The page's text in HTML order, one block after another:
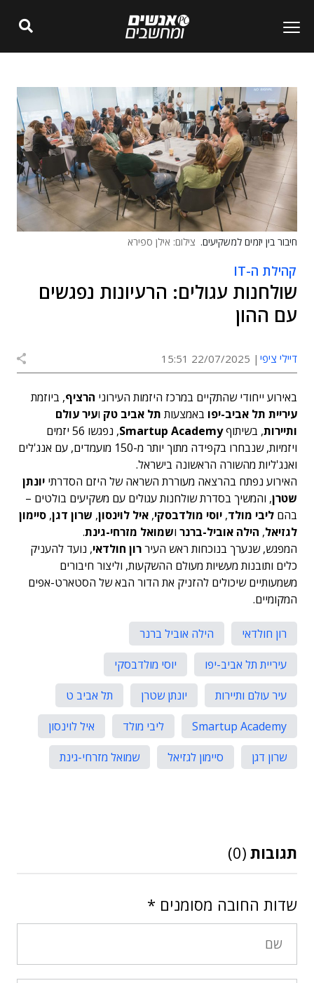
חיבור בין יזמים למשקיעים. צילום: אילן ספירא
קהילת ה-IT
שולחנות עגולים: הרעיונות נפגשים
עם ההון
דיילי ציפי 22/07/2025 15:51
באירוע ייחודי שהתקיים במרכז היזמות העירוני הרציף, ביוזמת
עיריית תל אביב-יפו באמצעות תל אביב טק ועיר עולם
ותיירות, בשיתוףSmartup Academy
, נפגשו 56 יזמים
ויזמיות, שנבחרו בקפידה מתוך יותר מ-150 מועמדים, עם אנג'לים
ואנג'ליות מהשורה הראשונה בישראל.
האירוע נפתח בהרצאה מעוררת השראה של היזם הסדרתי יונתן
שטרן, והמשיך בסדרת שולחנות עגולים עם משקיעים בולטים –
בהם ליבי מולד, יוסי מולדבסקי, איל לוינסון, שרון דגן, סיימון
לגזיאל, הילה אוביל-ברנר ושמואל מזרחי-גינת.
המפגש, שנערך בנוכחות ראש העיררון חולדאי, נועד להעניק
כלים ותובנות מעשיות מעולם ההשקעות, וליצור חיבורים
משמעותיים שיכולים להזניק את הדור הבא של הסטארט-אפים
המקומיים.
רון חולדאי
הילה אוביל ברנר
עיריית תל אביב-יפו
יוסי מולדבסקי
עיר עולם ותיירות
יונתן שטרן
תל אביב ט
Smartup Academy
ליבי מולד
איל לוינסון
שרון דגן
סיימון לגזיאל שמואל מזרחי-גינת
תגובות (0)
שדות החובה מסומנים *